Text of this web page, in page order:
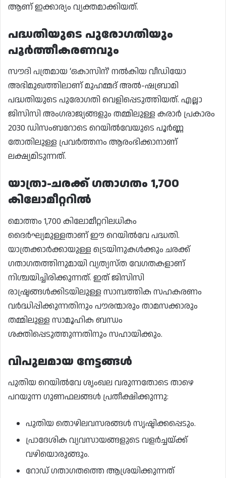
ആണ് ഇക്കാര്യം വ്യക്തമാക്കിയത്.
പദ്ധതിയുടെ പുരോഗതിയും
പൂർത്തീകരണവും
സൗദി പത്രമായ ‘ഒകാസിന്’ നൽകിയ വീഡിയോ
അഭിമുഖത്തിലാണ് മുഹമ്മദ് അൽ-ഷബ്രാമി
പദ്ധതിയുടെ പുരോഗതി വെളിപ്പെടുത്തിയത്. എല്ലാ
ജിസിസി അംഗരാജ്യങ്ങളും തമ്മിലുള്ള കരാർ പ്രകാരം
2030 ഡിസംബറോടെ റെയിൽവേയുടെ പൂർണ്ണ
തോതിലുള്ള പ്രവർത്തനം ആരംഭിക്കാനാണ്
ലക്ഷ്യമിടുന്നത്.
യാത്രാ-ചരക്ക് ഗതാഗതം 1,700
കിലോമീറ്ററിൽ
മൊത്തം 1,700 കിലോമീറ്ററിലധികം
ദൈർഘ്യമുള്ളതാണ് ഈ റെയിൽവേ പദ്ധതി.
യാത്രക്കാർക്കായുള്ള ട്രെയിനുകൾക്കും ചരക്ക്
ഗതാഗതത്തിനുമായി വ്യത്യസ്ത വേഗതകളാണ്
നിശ്ചയിച്ചിരിക്കുന്നത്. ഇത് ജിസിസി
രാഷ്ട്രങ്ങൾക്കിടയിലുള്ള സാമ്പത്തിക സഹകരണം
വർദ്ധിപ്പിക്കുന്നതിനും പൗരന്മാരും താമസക്കാരും
തമ്മിലുള്ള സാമൂഹിക ബന്ധം
ശക്തിപ്പെടുത്തുന്നതിനും സഹായിക്കും.
വിപുലമായ നേട്ടങ്ങൾ
പുതിയ റെയിൽവേ ശൃംഖല വരുന്നതോടെ താഴെ
പറയുന്ന ഗുണഫലങ്ങൾ പ്രതീക്ഷിക്കുന്നു:
പുതിയ തൊഴിലവസരങ്ങൾ സൃഷ്ടിക്കപ്പെടും.
പ്രാദേശിക വ്യവസായങ്ങളുടെ വളർച്ചയ്ക്ക്
വഴിയൊരുങ്ങും.
റോഡ് ഗതാഗതത്തെ ആശ്രയിക്കുന്നത്